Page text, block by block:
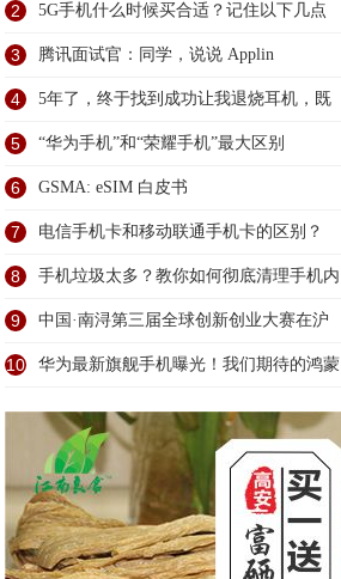
2 5G手机什么时候买合适？记住以下几点
3 腾讯面试官：同学，说说 Applin
4 5年了，终于找到成功让我退烧耳机，既
5 ​“华为手机”和“荣耀手机”最大区别
6 GSMA: eSIM 白皮书
7 电信手机卡和移动联通手机卡的区别？
8 手机垃圾太多？教你如何彻底清理手机内
9 中国·南浔第三届全球创新创业大赛在沪
10 华为最新旗舰手机曝光！我们期待的鸿蒙